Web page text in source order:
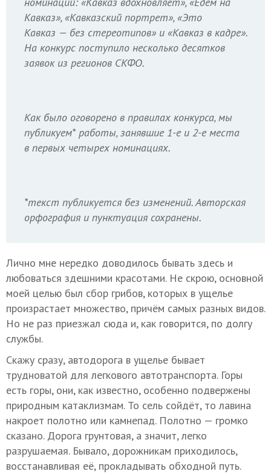
Кавказ», «Кавказский портрет», «Это
Кавказ — без стереотипов» и «Кавказ в кадре».
На конкурс поступило несколько десятков
заявок из регионов СКФО.
Как было оговорено в правилах конкурса, мы
публикуем* работы, занявшие 1-е и 2-е места
в первых четырех номинациях.
*текст публикуется без изменений. Авторская
орфография и пунктуация сохранены.
Лично мне нередко доводилось бывать здесь и
любоваться здешними красотами. Не скрою, основной
моей целью был сбор грибов, которых в ущелье
произрастает множество, причём самых разных видов.
Но не раз приезжал сюда и, как говорится, по долгу
службы.
Скажу сразу, автодорога в ущелье бывает
трудноватой для легкового автотранспорта. Горы
есть горы, они, как известно, особенно подвержены
природным катаклизмам. То сель сойдёт, то лавина
накроет полотно или камнепад. Полотно — громко
сказано. Дорога грунтовая, а значит, легко
разрушаемая. Бывало, дорожникам приходилось,
восстанавливая её, прокладывать обходной путь.